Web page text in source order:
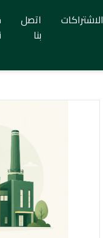
الاشتراكات
اتصل
بنا